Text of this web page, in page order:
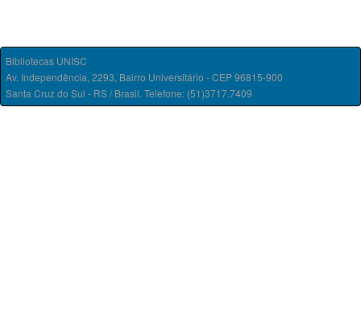
Bibliotecas UNISC
Av. Independência, 2293, Bairro Universitário - CEP 96815-900
Santa Cruz do Sul - RS / Brasil. Telefone: (51)3717.7409